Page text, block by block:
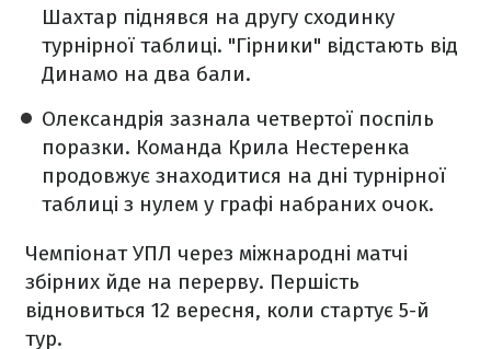
Шахтар піднявся на другу сходинку
турнірної таблиці. "Гірники" відстають від
Динамо на два бали.
Олександрія зазнала четвертої поспіль
поразки. Команда Крила Нестеренка
продовжує знаходитися на дні турнірної
таблиці з нулем у графі набраних очок.
Чемпіонат УПЛ через міжнародні матчі
збірних йде на перерву. Першість
відновиться 12 вересня, коли стартує 5-й
тур.